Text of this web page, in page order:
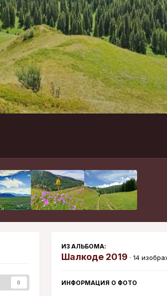
0
ИЗ АЛЬБОМА:
Шалкоде 2019 · 14
ИНФОРМАЦИЯ О ФОТО